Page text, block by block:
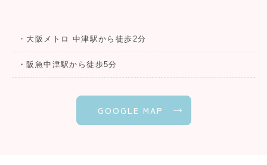
・大阪メトロ 中津駅から徒歩2分
・阪急中津駅から徒歩5分
GOOGLE MAP